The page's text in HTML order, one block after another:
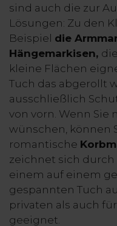
sind auch die zur
Lösungen: Zu den
Beispiel die
Hängemarkisen,
kleine Flächen
Tuch das abgerollt
ausschließlich
von vorn. Wenn Sie
wünschen, können
romantische
zeichnet sich
einem auf einem
gespannten Tuch
privaten als auch
geeignet.